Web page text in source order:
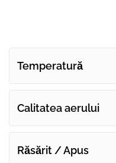
Temperatură
Calitatea aerului
Răsărit / Apus